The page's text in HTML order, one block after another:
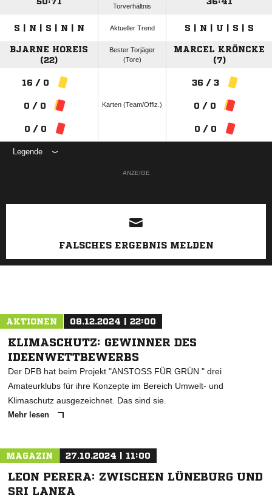
Torverhältnis
S | N | S | N | N Aktueller Trend S | N | U | S | S
BJARNE HOREIS
(22)
Bester Torjäger
(Tore)
MARCEL KRÖNCKE
(7)
16 / 0
0 / 0
0 / 0
Karten (Team/Offiz.)
36 / 3
0 / 0
0 / 0
Legende
ANZEIGE
FALSCHES ERGEBNIS MELDEN
AKTIONEN 08.12.2024 | 22:00
KLIMASCHUTZ: GEWINNER DES
IDEENWETTBEWERBS
Der DFB hat beim Projekt "ANSTOSS FÜR GRÜN " drei
Amateurklubs für ihre Konzepte im Bereich Umwelt- und
Klimaschutz ausgezeichnet. Das sind sie.
Mehr lesen
MAGAZIN 27.10.2024 | 11:00
LEON PERERA: ZWISCHEN LÜNEBURG UND
SRI LANKA